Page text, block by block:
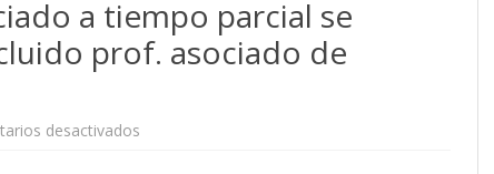
ACTUALIDAD
IMÁGENES FEMINISTAS
CALENDARIO
AFILIACIÓN
a tiempo parcial se
prof. asociado de
desactivados